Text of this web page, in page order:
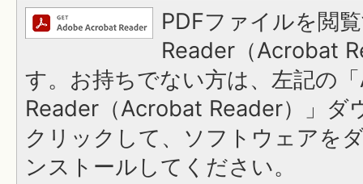
PDFファイルを閲
Reader（Acrobat
す。お持ちでない方は、左記の
Reader（Acrobat Reader）」ダ
クリックして、ソフトウェアを
ンストールしてください。